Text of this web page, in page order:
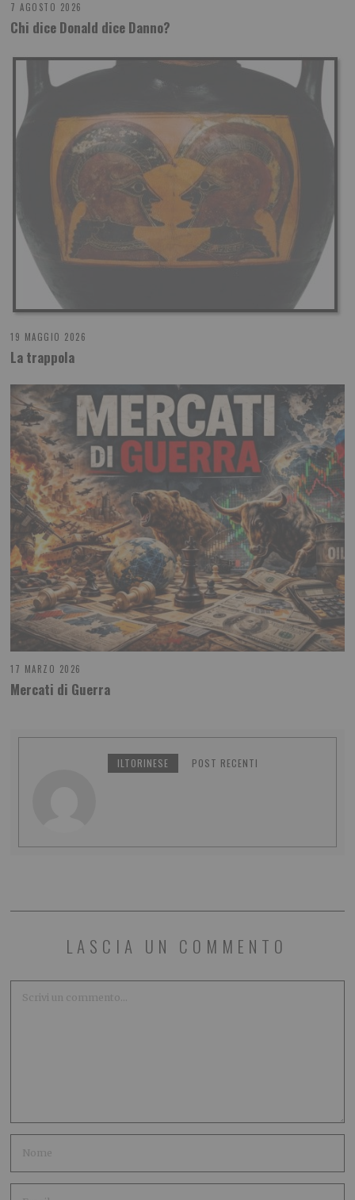
7 AGOSTO 2026
Chi dice Donald dice Danno?
19 MAGGIO 2026
La trappola
17 MARZO 2026
Mercati di Guerra
ILTORINESE POST RECENTI
LASCIA UN COMMENTO